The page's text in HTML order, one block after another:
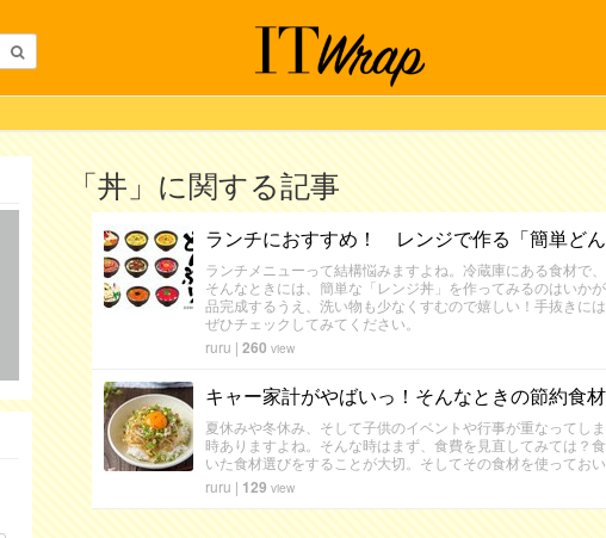
「丼」に関する記事
ランチにおすすめ！ レンジで作る「簡単ど
ランチメニューって結構悩みますよね。冷蔵庫にある食材で
そんなときには、簡単な「レンジ丼」を作ってみるのはいか
品完成するうえ、洗い物も少なくすむので嬉しい！手抜きに
ぜひチェックしてみてください。
ruru | 260 view
キャー家計がやばいっ！そんなときの節約食
夏休みや冬休み、そして子供のイベントや行事が重なってし
時ありますよね。そんな時はまず、食費を見直してみては？
いた食材選びをすることが大切。そしてその食材を使ってお
ruru | 129 view